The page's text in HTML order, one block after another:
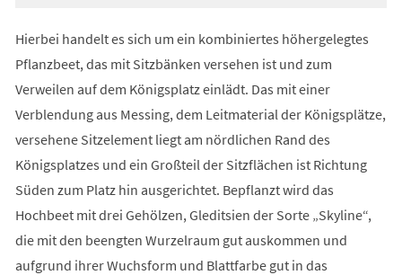
Hierbei handelt es sich um ein kombiniertes höhergelegtes
Pflanzbeet, das mit Sitzbänken versehen ist und zum
Verweilen auf dem Königsplatz einlädt. Das mit einer
Verblendung aus Messing, dem Leitmaterial der Königsplätze,
versehene Sitzelement liegt am nördlichen Rand des
Königsplatzes und ein Großteil der Sitzflächen ist Richtung
Süden zum Platz hin ausgerichtet. Bepflanzt wird das
Hochbeet mit drei Gehölzen, Gleditsien der Sorte „Skyline“,
die mit den beengten Wurzelraum gut auskommen und
aufgrund ihrer Wuchsform und Blattfarbe gut in das